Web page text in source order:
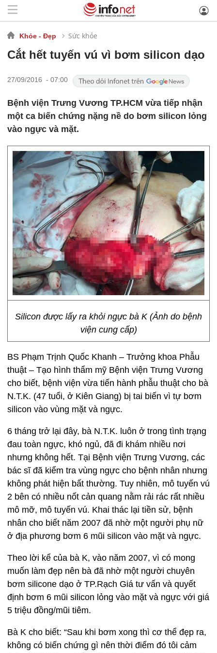
Khỏe - Đẹp Sức khỏe
Cắt hết tuyến vú vì bơm silicon dạo
27/09/2016 - 07:00
Bệnh viện Trưng Vương TP.HCM vừa tiếp nhận
một ca biến chứng nặng nề do bơm silicon lỏng
vào ngực và mặt.
Silicon được lấy ra khỏi ngực bà K (Ảnh do bệnh
viện cung cấp)
BS Phạm Trịnh Quốc Khanh – Trưởng khoa Phẫu
thuật – Tạo hình thẩm mỹ Bệnh viện Trưng Vương
cho biết, bệnh viện vừa tiến hành phẫu thuật cho bà
N.T.K. (47 tuổi, ở Kiên Giang) bị tai biến vì tự bơm
silicon vào vùng mặt và ngực.
6 tháng trở lại đây, bà N.T.K. luôn ở trong tình trạng
đau toàn ngực, khó ngủ, đã đi khám nhiều nơi
nhưng không hết. Tại Bệnh viện Trưng Vương, các
bác sĩ đã kiểm tra vùng ngực cho bệnh nhân nhưng
không phát hiện bất thường. Tuy nhiên, mô tuyến vú
2 bên có nhiều nốt cản quang nằm rải rác rất nhiều
mô mỡ, mô tuyến vú. Khai thác lại tiền sử, bệnh
nhân cho biết năm 2007 đã nhờ một người phụ nữ
ở địa phương bơm 6 mũi silicon vào mặt và ngực.
Theo lời kể của bà K, vào năm 2007, vì có mong
muốn làm đẹp nên bà đã nhờ một người chuyên
bơm silicone dạo ở TP.Rạch Giá tư vấn và quyết
định bơm 6 mũi silicon lỏng vào mặt và ngực với giá
5 triệu đồng/mũi tiêm.
Bà K cho biết: “Sau khi bơm xong thì cơ thể đẹp ra,
không có biến chứng gì nên thời điểm đó tôi cảm